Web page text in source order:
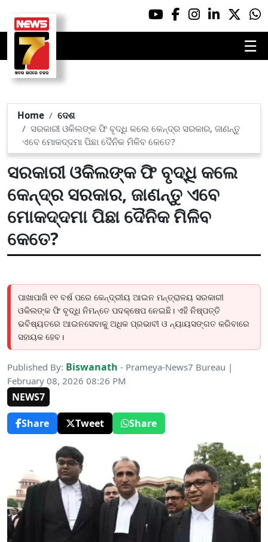
☰
Home
ଦେଶ
ସରକାରୀ ଓକିଲଙ୍କ ଫି ବୃଦ୍ଧି କଲେ କେନ୍ଦ୍ର ସରକାର, ଜାଣନ୍ତୁ
ଏବେ ମୋକଦ୍ଦମା ପିଛା ଦୈନିକ ମିଳିବ କେତେ?
ସରକାରୀ ଓକିଲଙ୍କ ଫି ବୃଦ୍ଧି କଲେ
କେନ୍ଦ୍ର ସରକାର, ଜାଣନ୍ତୁ ଏବେ
ମୋକଦ୍ଦମା ପିଛା ଦୈନିକ ମିଳିବ
କେତେ?
ପାଖାପାଖି ୧୧ ବର୍ଷ ପରେ କେନ୍ଦ୍ରୀୟ ଆଇନ ମନ୍ତ୍ରାଳୟ ସରକାରୀ
ଓକିଲଙ୍କ ଫି ବୃଦ୍ଧି ନିମନ୍ତେ ପଦକ୍ଷେପ ନେଇଛି। ଏହି ନିଷ୍ପତ୍ତି
ଭବିଷ୍ୟତରେ ଆଇନସେବାକୁ ଅଧିକ ପ୍ରଭାବୀ ଓ ନ୍ୟାୟସଙ୍ଗତ କରିବାରେ
ସହାୟକ ହେବ।
Published By: Biswanath - Prameya-News7 Bureau |
February 08, 2026 08:26 PM
NEWS7
Share
Tweet Share